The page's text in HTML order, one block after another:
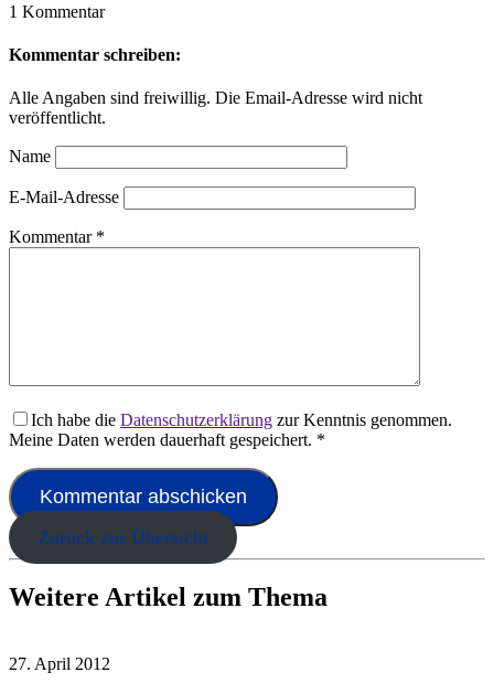
1 Kommentar
Kommentar schreiben:
Alle Angaben sind freiwillig. Die Email-Adresse wird nicht
veröffentlicht.
Name
E-Mail-Adresse
Kommentar *
Ich habe die Datenschutzerklärung zur Kenntnis genommen.
Meine Daten werden dauerhaft gespeichert. *
Zurück zur Übersicht
Weitere Artikel zum Thema
27. April 2012